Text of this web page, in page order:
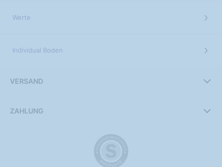
Werte
Individual Boden
VERSAND
ZAHLUNG